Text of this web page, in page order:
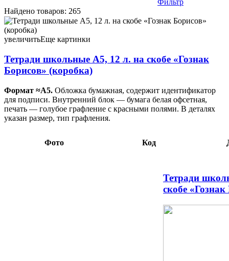
Фильтр
Найдено товаров: 265
Тетради школьные А5, 12 л. на скобе «Гознак Борисов»
(коробка) 300 шт., 170×205 мм, клетка, зеленая 74,25 118412
300 шт., 170×205 мм, линия, зеленая 74,25 118413
увеличитьЕще картинки
Тетради школьные А5, 12 л. на скобе «Гознак
Борисов» (коробка)
Формат ≈А5. Обложка бумажная, содержит идентификатор
для подписи. Внутренний блок — бумага белая офсетная,
печать — голубое графление с красными полями. В деталях
указан размер, тип графления.
Фото Код
Тетради
скобе